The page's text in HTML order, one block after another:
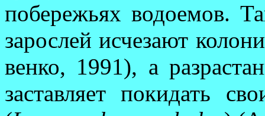
по­бережьях водоемов.
зарослей ис­чезают
венко, 1991), а
за­ставляет покидать